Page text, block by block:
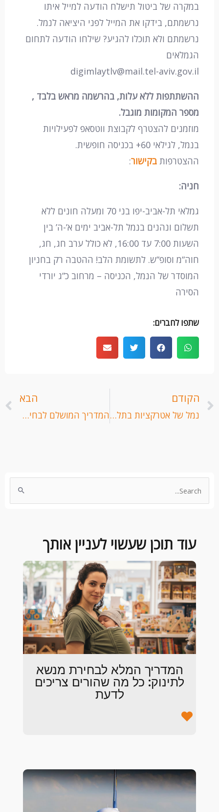
במקרה של ביטול תישלח הודעה למייל איתו
נרשמתם, בידקו את המייל לפני היציאה לנמל.
נרשמתם ולא תוכלו להגיע? שילחו הודעה לתחום
הגמלאים
digimlaytlv@mail.tel-aviv.gov.il
ההשתתפות ללא עלות, בהרשמה מראש בלבד ,
מספר המקומות מוגבל.
מוזמנים להצטרף לקבוצת ווטסאפ לפעילויות
בנמל, לגילאי 60+ בכניסה חופשית.
ההצטרפות בקישור:
חניה:
גמלאי תל-אביב-יפו בני 70 ומעלה חונים ללא
תשלום ונהנים בנמל תל-אביב ימים א’-ה’ בין
השעות 7:00 עד 16:00, לא כולל ערב חג, חג,
חוה”מ וסופ”ש. לתשומת הלב! ההטבה רק בחניון
המוסדר של הנמל, הכניסה – מרחוב כ”ג יורדי
הסירה​
שתפו לחברים:
הקודם
נמל של אטרקציות בתל אביב
הבא
המדריך המושלם לבחירת מלון לחופשה משפחתית
Search
for:
עוד תוכן שעשוי לעניין אותך
המדריך המלא לבחירת מנשא
לתינוק: כל מה שהורים צריכים
לדעת